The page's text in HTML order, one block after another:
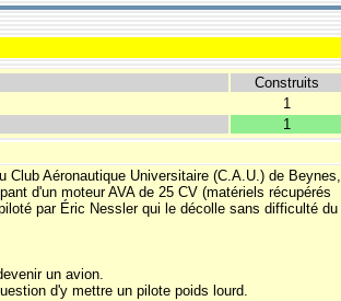
Construits
1
1
Aéronautique Universitaire (C.A.U.) de Beynes,
d'un moteur AVA de 25 CV (matériels récupérés
par Éric Nessler qui le décolle sans difficulté du
un avion.
d'y mettre un pilote poids lourd.